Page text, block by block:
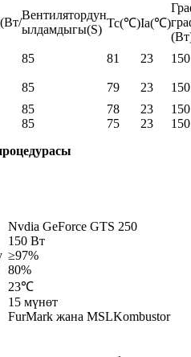
(Вт/
Вентилятордун
ылдамдыгы(S) Тс(℃)Ia(℃)
85 81 23
150
85 79 23
150
85 78 23
150
85 75 23
150
Nvdia GeForce GTS 250
150 Вт
≥97%
80%
23℃
15 мүнөт
FurMark жана MSLKombustor